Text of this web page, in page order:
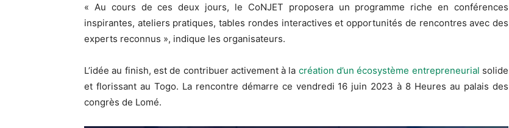
« Au cours de ces deux jours, le CoNJET proposera un programme riche en conférences
inspirantes, ateliers pratiques, tables rondes interactives et opportunités de rencontres avec des
experts reconnus », indique les organisateurs.
L’idée au finish, est de contribuer activement à la création d’un écosystème entrepreneurial solide
et florissant au Togo. La rencontre démarre ce vendredi 16 juin 2023 à 8 Heures au palais des
congrès de Lomé.